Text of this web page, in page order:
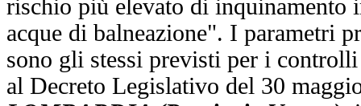
rischio più elevato di inquinamento
acque di balneazione". I parametri
sono gli stessi previsti per i
al Decreto Legislativo del 30